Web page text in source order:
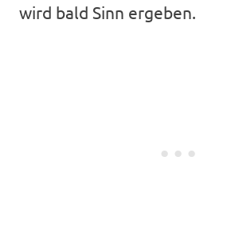
wird bald Sinn ergeben.